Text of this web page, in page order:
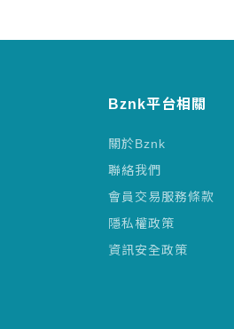
Bznk平台相關
關於Bznk
聯絡我們
會員交易服務條款
隱私權政策
資訊安全政策